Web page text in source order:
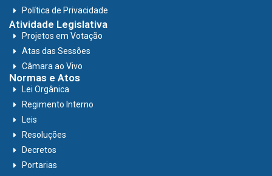
Política de Privacidade
Atividade Legislativa
Projetos em Votação
Atas das Sessões
Câmara ao Vivo
Normas e Atos
Lei Orgânica
Regimento Interno
Leis
Resoluções
Decretos
Portarias